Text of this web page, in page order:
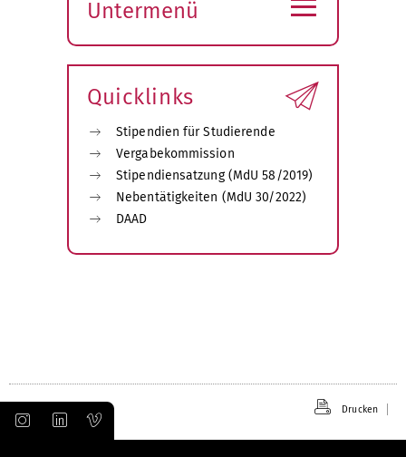
Untermenü
öffnen
Quicklinks
Stipendien für Studierende
Vergabekommission
Stipendiensatzung (MdU 58/2019)
Nebentätigkeiten (MdU 30/2022)
DAAD
Drucken